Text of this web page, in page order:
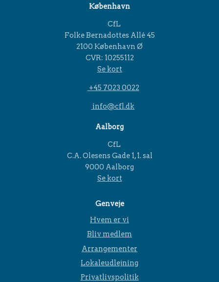
København
CfL
Folke Bernadottes Allé 45
2100 København Ø
CVR: 10255112
Se kort
+45 7023 0022
info@cfl.dk
Aalborg
CfL
C.A. Olesens Gade 1, 1. sal
9000 Aalborg
Se kort
Genveje
Hvem er vi
Bliv medlem
Arrangementer
Lokaleudlejning
Privatlivspolitik